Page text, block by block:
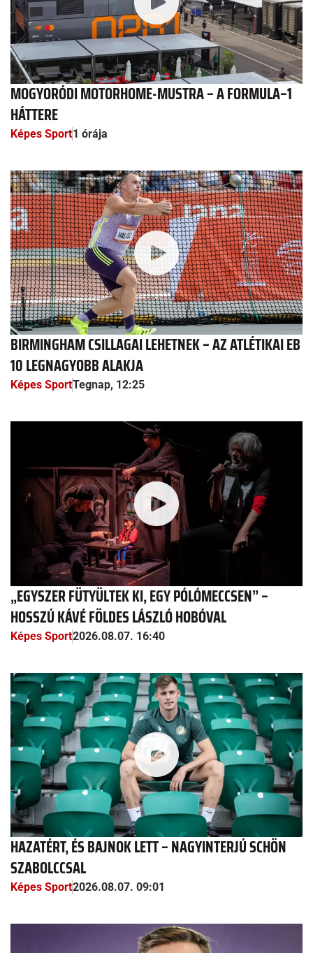
MOGYORÓDI MOTORHOME-MUSTRA – A FORMULA–1
HÁTTERE
Képes Sport1 órája
BIRMINGHAM CSILLAGAI LEHETNEK – AZ ATLÉTIKAI EB
10 LEGNAGYOBB ALAKJA
Képes SportTegnap, 12:25
„EGYSZER FÜTYÜLTEK KI, EGY PÓLÓMECCSEN” –
HOSSZÚ KÁVÉ FÖLDES LÁSZLÓ HOBÓVAL
Képes Sport2026.08.07. 16:40
HAZATÉRT, ÉS BAJNOK LETT – NAGYINTERJÚ SCHÖN
SZABOLCCSAL
Képes Sport2026.08.07. 09:01